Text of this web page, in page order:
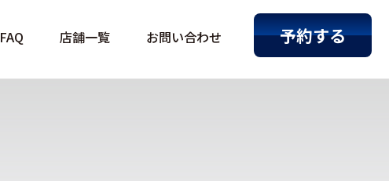
FAQ 店舗一覧 お問い合わせ 予約する